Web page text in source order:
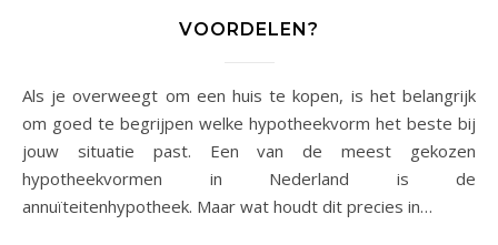
VOORDELEN?
Als je overweegt om een huis te kopen, is het belangrijk
om goed te begrijpen welke hypotheekvorm het beste bij
jouw situatie past. Een van de meest gekozen
hypotheekvormen in Nederland is de
annuïteitenhypotheek. Maar wat houdt dit precies in…